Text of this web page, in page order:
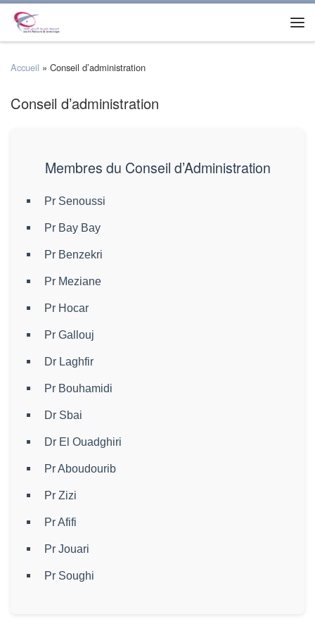
Accueil » Conseil d’administration
Conseil d’administration
Membres du Conseil d’Administration
Pr Senoussi
Pr Bay Bay
Pr Benzekri
Pr Meziane
Pr Hocar
Pr Gallouj
Dr Laghfir
Pr Bouhamidi
Dr Sbai
Dr El Ouadghiri
Pr Aboudourib
Pr Zizi
Pr Afifi
Pr Jouari
Pr Soughi